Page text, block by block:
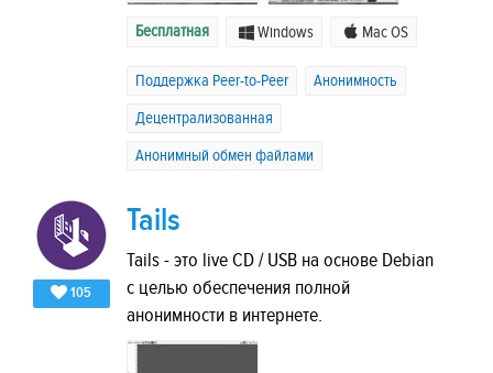
Бесплатная Windows Mac OS
Поддержка Peer-to-Peer
Анонимность
Децентрализованная
Анонимный обмен файлами
105
Tails
Tails - это live CD / USB на основе Debian
с целью обеспечения полной
анонимности в интернете.